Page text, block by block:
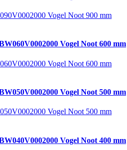
Vogel Noot 900 mm
Vogel Noot 600 mm
Vogel Noot 600 mm
Vogel Noot 500 mm
Vogel Noot 500 mm
Vogel Noot 400 mm